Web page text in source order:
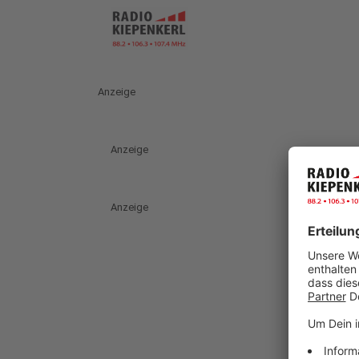
Anzeige
Anzeige
Anzeige